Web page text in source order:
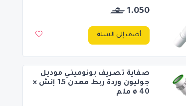
1.050
أضف إلى السلة
صفاية تصريف بونوميني موديل
جوليون وردة ربط معدن 1.5 إنش ×
ø 40 ملم